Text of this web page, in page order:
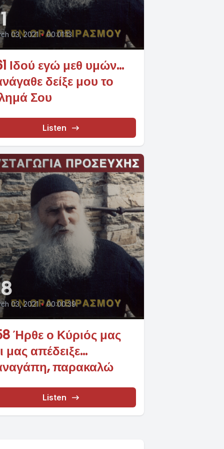
03, 2021 • 00:01:13
Ιδού εγώ μεθ υμών…
δείξε μου το
Σου
Listen
03, 2021 • 00:00:39
Ήρθε ο Κύριός μας
μας απέδειξε...
παρακαλώ
Listen